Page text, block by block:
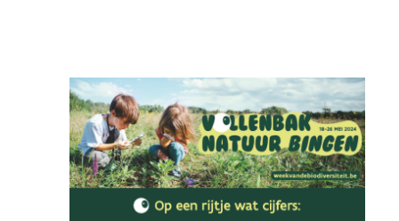
Image